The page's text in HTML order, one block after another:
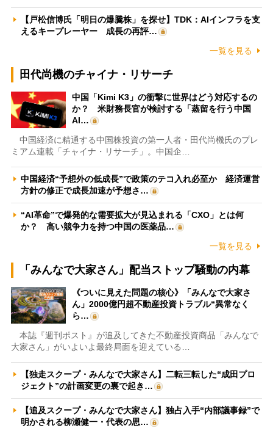
【戸松信博氏「明日の爆騰株」を探せ】TDK：AIインフラを支
えるキープレーヤー 成長の再評…
一覧を見る
田代尚機のチャイナ・リサーチ
中国「Kimi K3」の衝撃に世界はどう対応するの
か？ 米財務長官が検討する「蒸留を行う中国
AI…
中国経済に精通する中国株投資の第一人者・田代尚機氏のプレ
ミアム連載「チャイナ・リサーチ」。中国企…
中国経済“予想外の低成長”で政策のテコ入れ必至か 経済運営
方針の修正で成長加速が予想さ…
“AI革命”で爆発的な需要拡大が見込まれる「CXO」とは何
か？ 高い競争力を持つ中国の医薬品…
一覧を見る
「みんなで大家さん」配当ストップ騒動の内幕
《ついに見えた問題の核心》「みんなで大家さ
ん」2000億円超不動産投資トラブル“異常なく
ら…
本誌『週刊ポスト』が追及してきた不動産投資商品「みんなで
大家さん」がいよいよ最終局面を迎えている…
【独走スクープ・みんなで大家さん】二転三転した“成田プロ
ジェクト”の計画変更の裏で起き…
【追及スクープ・みんなで大家さん】独占入手“内部議事録”で
明かされる柳瀬健一・代表の思…